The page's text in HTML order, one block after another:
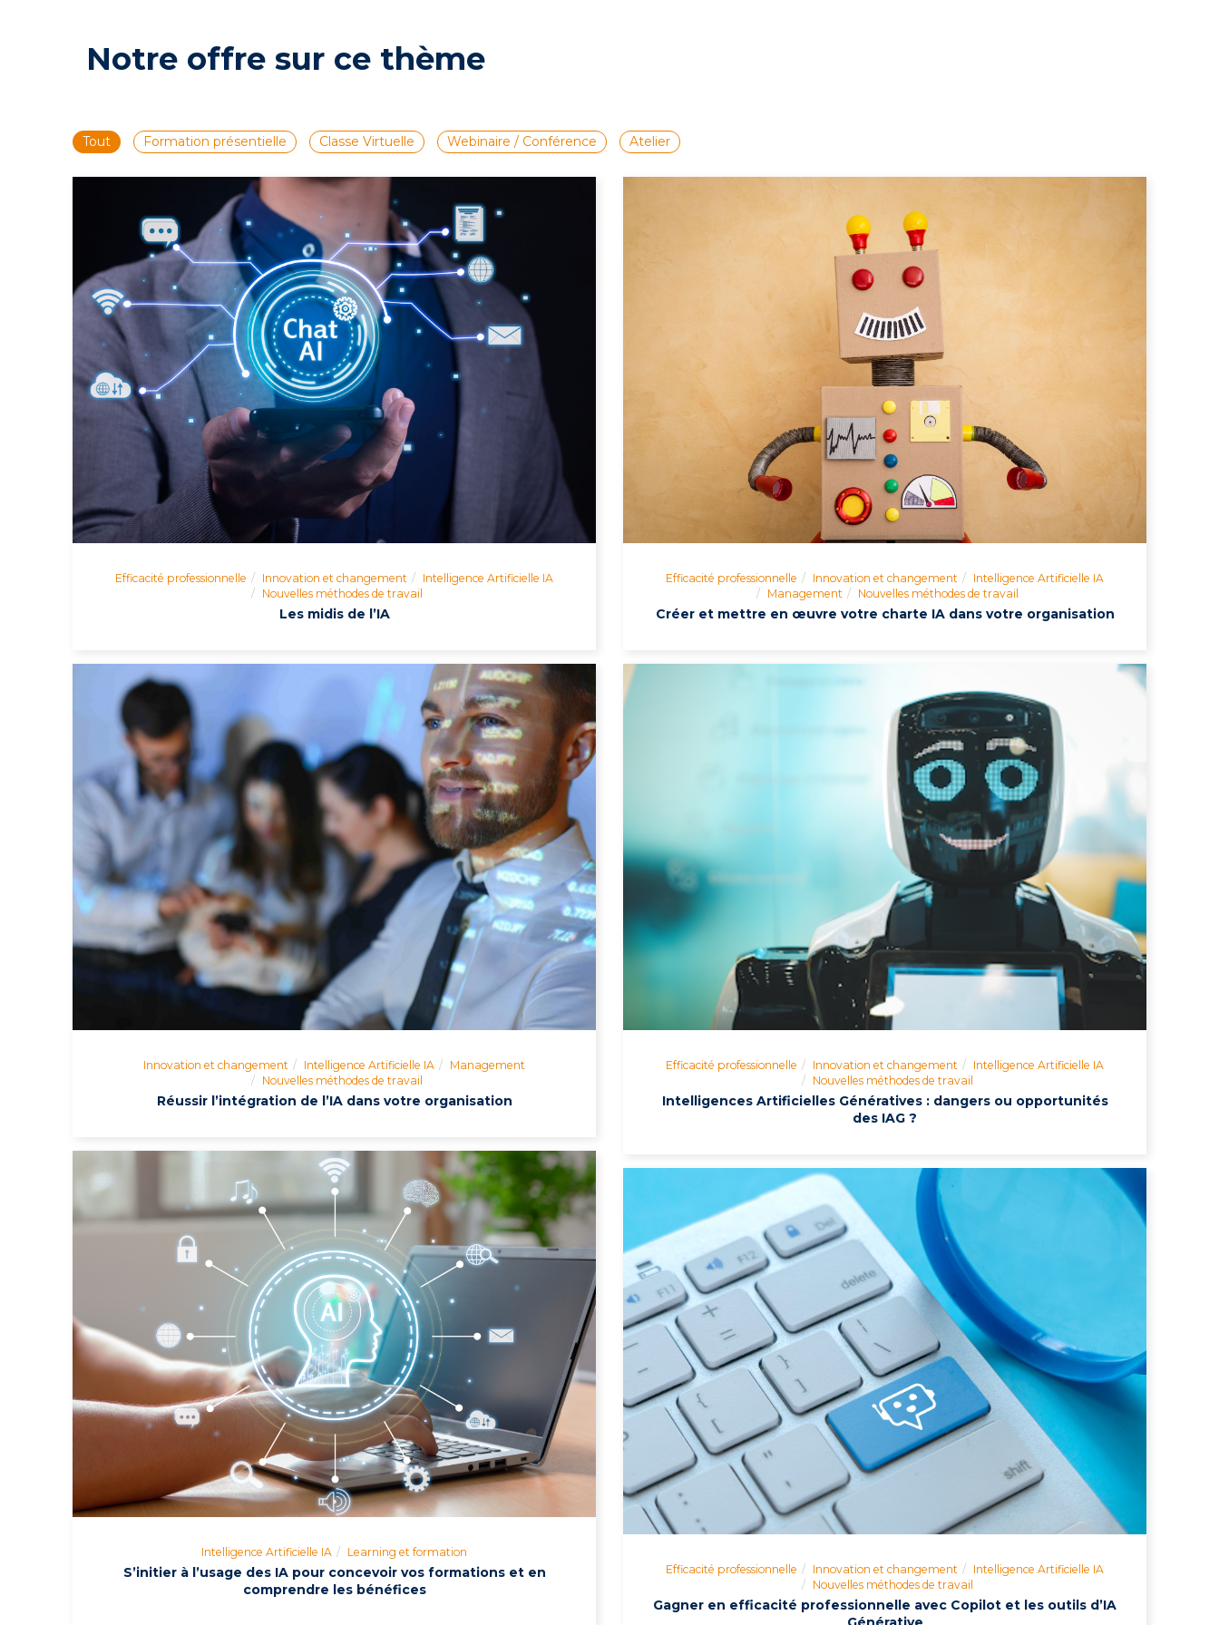
Notre offre sur ce thème
Tout Formation présentielle Classe Virtuelle Webinaire / Conférence Atelier
Efficacité professionnelle Innovation et changement
Intelligence Artificielle IA
Nouvelles méthodes de travail
Les midis de l’IA
Efficacité professionnelle Innovation et changement
Intelligence Artificielle IA
Management
Nouvelles méthodes de travail
Créer et mettre en œuvre votre charte IA dans votre organisation
Innovation et changement Intelligence Artificielle IA
Management
Nouvelles méthodes de travail
Réussir l’intégration de l’IA dans votre organisation
Efficacité professionnelle Innovation et changement
Intelligence Artificielle IA
Nouvelles méthodes de travail
Intelligences Artificielles Génératives : dangers ou opportunités
des IAG ?
Intelligence Artificielle IA Learning et formation
S’initier à l’usage des IA pour concevoir vos formations et en
comprendre les bénéfices
Efficacité professionnelle Innovation et changement
Intelligence Artificielle IA
Nouvelles méthodes de travail
Gagner en efficacité professionnelle avec Copilot et les outils d’IA